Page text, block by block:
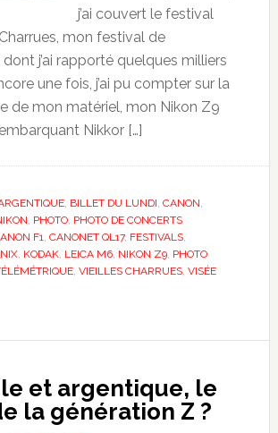
j’ai couvert le festival
mon festival de
j’ai rapporté quelques milliers
une fois, j’ai pu compter sur la
de mon matériel, mon Nikon Z9
Nikkor […]
, BILLET DU LUNDI CANON
PHOTO, PHOTO DE CONCERTS
F1 CANONET QL17, FESTIVALS,
, KODAK, LEICA M6, NIKON Z9, PHOTO
, VIEILLES CHARRUES, VISÉE
et argentique, le
la génération Z ?